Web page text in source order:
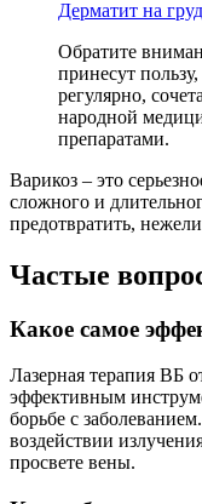
Дерматит на
Обратите
принесут
регулярно,
народной
препаратами.
Варикоз – это
сложного и
предотвратить,
Частые
Какое самое
Лазерная терапия ВБ
эффективным
борьбе с
воздействии
просвете вены.